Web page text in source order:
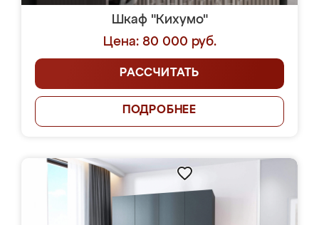
Шкаф "Кихумо"
Цена: 80 000 руб.
РАССЧИТАТЬ
ПОДРОБНЕЕ